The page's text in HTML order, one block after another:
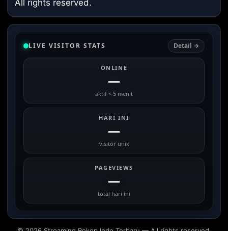
All rights reserved.
LIVE VISITOR STATS Detail →
ONLINE
—
aktif < 5 menit
HARI INI
—
visitor unik
PAGEVIEWS
—
total hari ini